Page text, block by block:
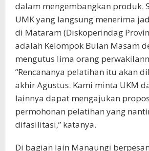
dalam mengembangkan produk.
UMK yang langsung menerima
di Mataram (Diskoperindag
adalah Kelompok Bulan Masam
mengutus lima orang
“Rencananya pelatihan itu akan
akhir Agustus. Kami minta UKM
lainnya dapat mengajukan
permohonan pelatihan yang
difasilitasi,” katanya.
Di bagian lain Manaungi